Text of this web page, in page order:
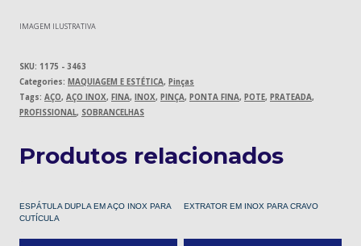
IMAGEM ILUSTRATIVA
SKU: 1175 - 3463
Categories: MAQUIAGEM E ESTÉTICA, Pinças
Tags: AÇO, AÇO INOX, FINA, INOX, PINÇA, PONTA FINA, POTE, PRATEADA,
PROFISSIONAL, SOBRANCELHAS
Produtos relacionados
ESPÁTULA DUPLA EM AÇO INOX PARA
CUTÍCULA
EXTRATOR EM INOX PARA CRAVO